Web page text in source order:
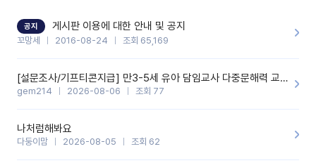
기능을 개발해 주셔서 감사합니다.
공지 게시판 이용에 대한 안내 및 공지
꼬망세 2016-08-24 조회 65,169
[설문조사/기프티콘지급] 만3-5세 유아 담임교사 다중문해력 교육 증진을 위한 설문조사
gem214 2026-08-06 조회 77
나처럼해봐요
다둥이맘 2026-08-05 조회 62